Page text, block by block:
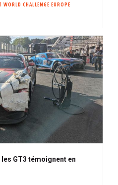
WORLD CHALLENGE EUROPE
GT3 témoignent en